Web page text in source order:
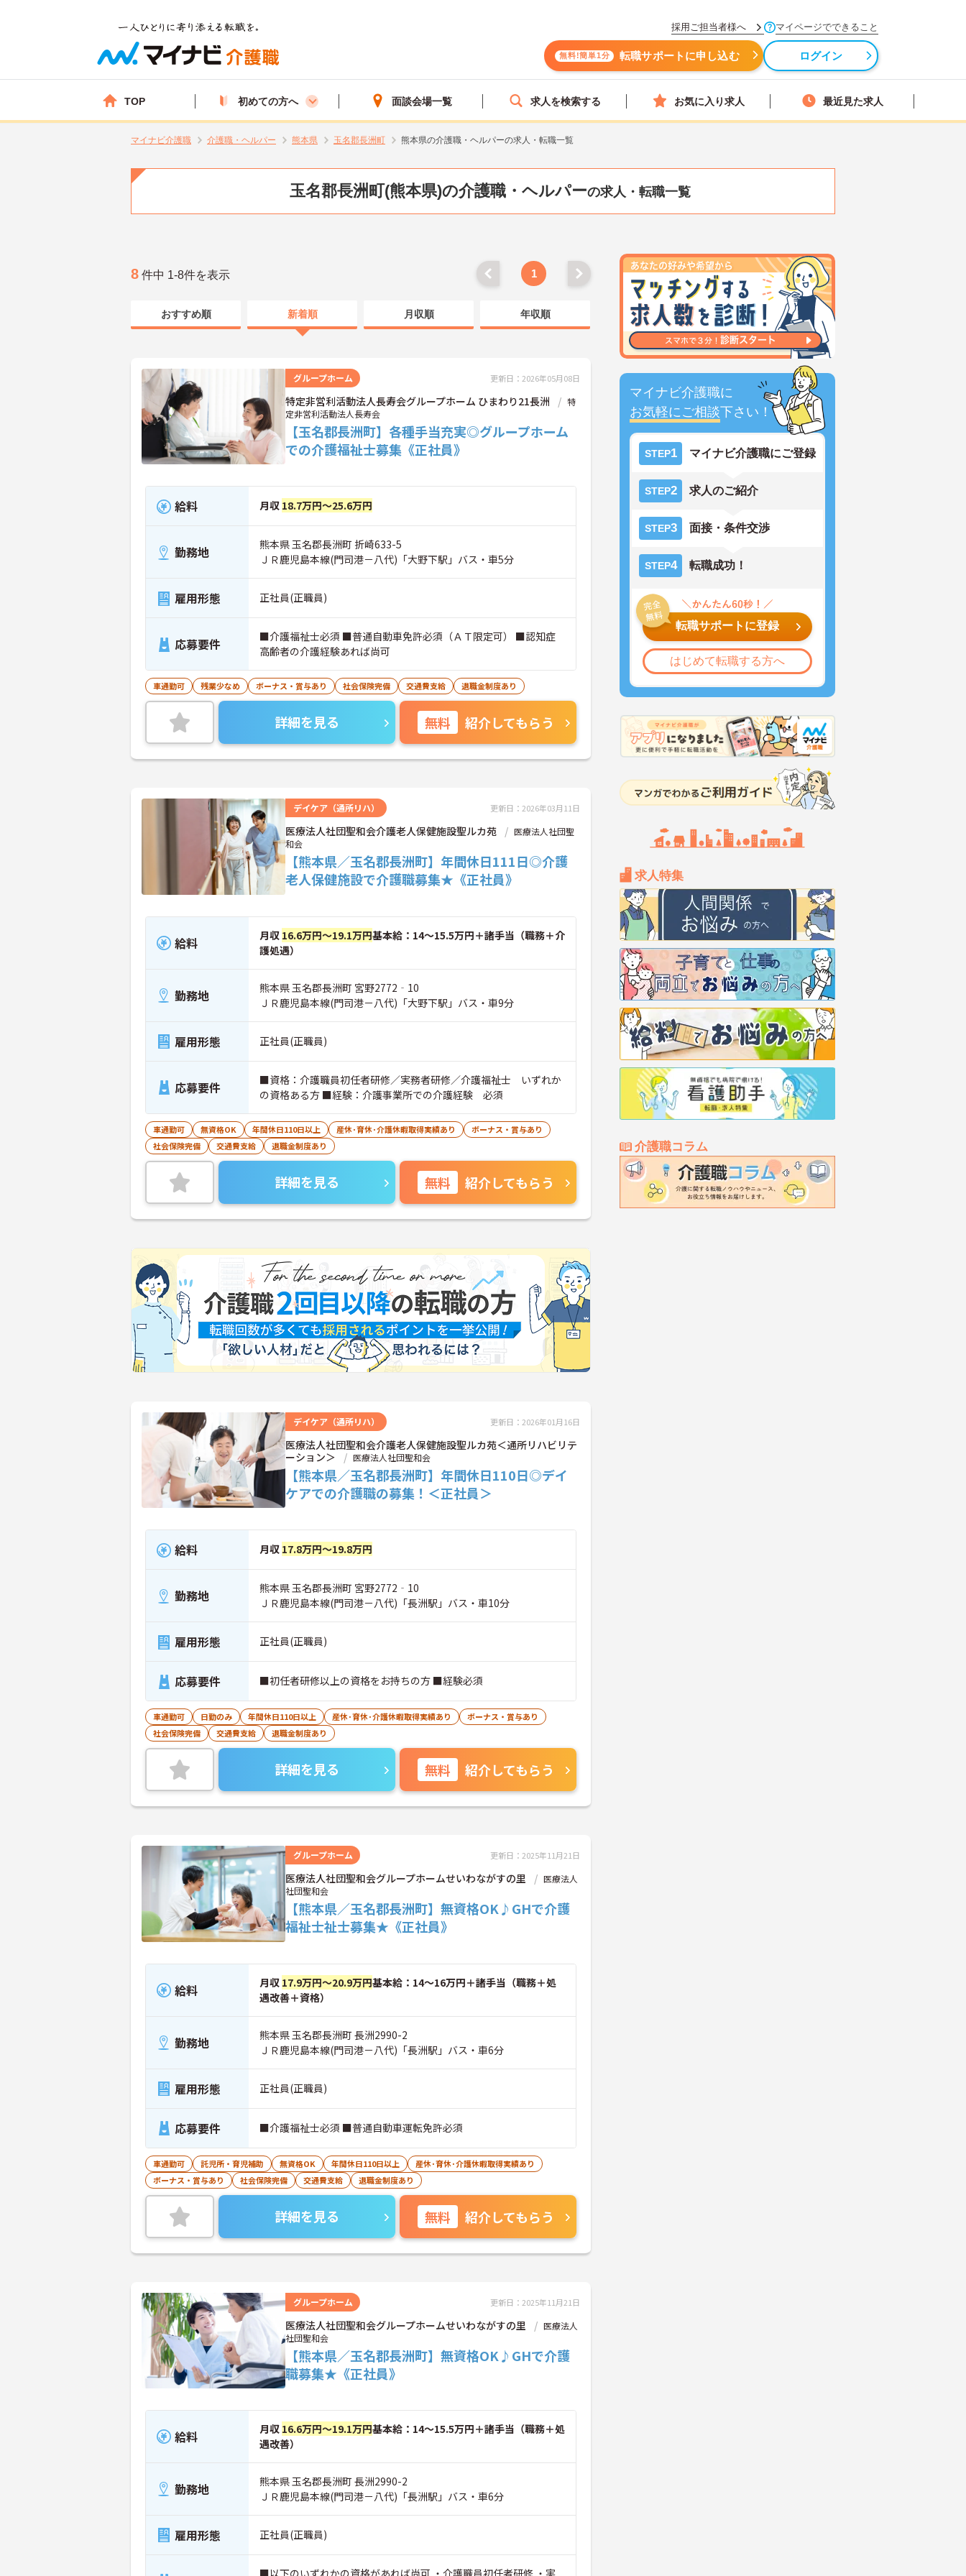
採用ご担当者様へ マイページでできること
無料!簡単1分 転職サポートに申し込む ログイン
TOP 初めての方へ 面談会場一覧 求人を検索する お気に入り求人 最近見た求人
マイナビ介護職 介護職・ヘルパー 熊本県 玉名郡長洲町 熊本県の介護職・ヘルパーの求人・転職一覧
玉名郡長洲町(熊本県)の介護職・ヘルパーの求人・転職一覧
マイナビ介護職に
お気軽にご相談下さい！
STEP1 マイナビ介護職にご登録
STEP2 求人のご紹介
STEP3 面接・条件交渉
STEP4 転職成功！
転職サポートに登録
はじめて転職する方へ
求人特集
介護職コラム
8 件中 1-8件を表示 1
おすすめ順 新着順 月収順 年収順
グループホーム 更新日：2026年05月08日
特定非営利活動法人長寿会グループホーム ひまわり21長洲
特
定非営利活動法人長寿会
【玉名郡長洲町】各種手当充実◎グループホーム
での介護福祉士募集《正社員》
給料 月収 18.7万円～25.6万円
勤務地
熊本県 玉名郡長洲町 折崎633-5
ＪＲ鹿児島本線(門司港－八代)「大野下駅」バス・車5分
雇用形態 正社員(正職員)
応募要件
■介護福祉士必須 ■普通自動車免許必須（ＡＴ限定可） ■認知症
高齢者の介護経験あれば尚可
車通勤可 残業少なめ ボーナス・賞与あり 社会保険完備 交通費支給 退職金制度あり
詳細を見る 無料 紹介してもらう
デイケア（通所リハ） 更新日：2026年03月11日
医療法人社団聖和会介護老人保健施設聖ルカ苑
医療法人社団聖
和会
【熊本県／玉名郡長洲町】年間休日111日◎介護
老人保健施設で介護職募集★《正社員》
給料 月収 16.6万円～19.1万円基本給：14～15.5万円＋諸手当（職務＋介
護処遇）
勤務地
熊本県 玉名郡長洲町 宮野2772‐10
ＪＲ鹿児島本線(門司港－八代)「大野下駅」バス・車9分
雇用形態 正社員(正職員)
応募要件
■資格：介護職員初任者研修／実務者研修／介護福祉士 いずれか
の資格ある方 ■経験：介護事業所での介護経験 必須
車通勤可 無資格OK 年間休日110日以上 産休･育休･介護休暇取得実績あり
ボーナス・賞与あり
社会保険完備
交通費支給 退職金制度あり
詳細を見る 無料 紹介してもらう
デイケア（通所リハ） 更新日：2026年01月16日
医療法人社団聖和会介護老人保健施設聖ルカ苑＜通所リハビリテ
ーション＞
医療法人社団聖和会
【熊本県／玉名郡長洲町】年間休日110日◎デイ
ケアでの介護職の募集！＜正社員＞
給料 月収 17.8万円～19.8万円
勤務地
熊本県 玉名郡長洲町 宮野2772‐10
ＪＲ鹿児島本線(門司港－八代)「長洲駅」バス・車10分
雇用形態 正社員(正職員)
応募要件 ■初任者研修以上の資格をお持ちの方 ■経験必須
車通勤可 日勤のみ 年間休日110日以上 産休･育休･介護休暇取得実績あり
ボーナス・賞与あり
社会保険完備
交通費支給 退職金制度あり
詳細を見る 無料 紹介してもらう
グループホーム 更新日：2025年11月21日
医療法人社団聖和会グループホームせいわながすの里
医療法人
社団聖和会
【熊本県／玉名郡長洲町】無資格OK♪GHで介護
福祉士祉士募集★《正社員》
給料 月収 17.9万円～20.9万円基本給：14～16万円＋諸手当（職務＋処
遇改善＋資格）
勤務地
熊本県 玉名郡長洲町 長洲2990-2
ＪＲ鹿児島本線(門司港－八代)「長洲駅」バス・車6分
雇用形態 正社員(正職員)
応募要件 ■介護福祉士必須 ■普通自動車運転免許必須
車通勤可 託児所・育児補助 無資格OK 年間休日110日以上
産休･育休･介護休暇取得実績あり
ボーナス・賞与あり
社会保険完備 交通費支給 退職金制度あり
詳細を見る 無料 紹介してもらう
グループホーム 更新日：2025年11月21日
医療法人社団聖和会グループホームせいわながすの里
医療法人
社団聖和会
【熊本県／玉名郡長洲町】無資格OK♪GHで介護
職募集★《正社員》
給料 月収 16.6万円～19.1万円基本給：14～15.5万円＋諸手当（職務＋処
遇改善）
勤務地
熊本県 玉名郡長洲町 長洲2990-2
ＪＲ鹿児島本線(門司港－八代)「長洲駅」バス・車6分
雇用形態 正社員(正職員)
■以下のいずれかの資格があれば尚可 ・介護職員初任者研修 ・実